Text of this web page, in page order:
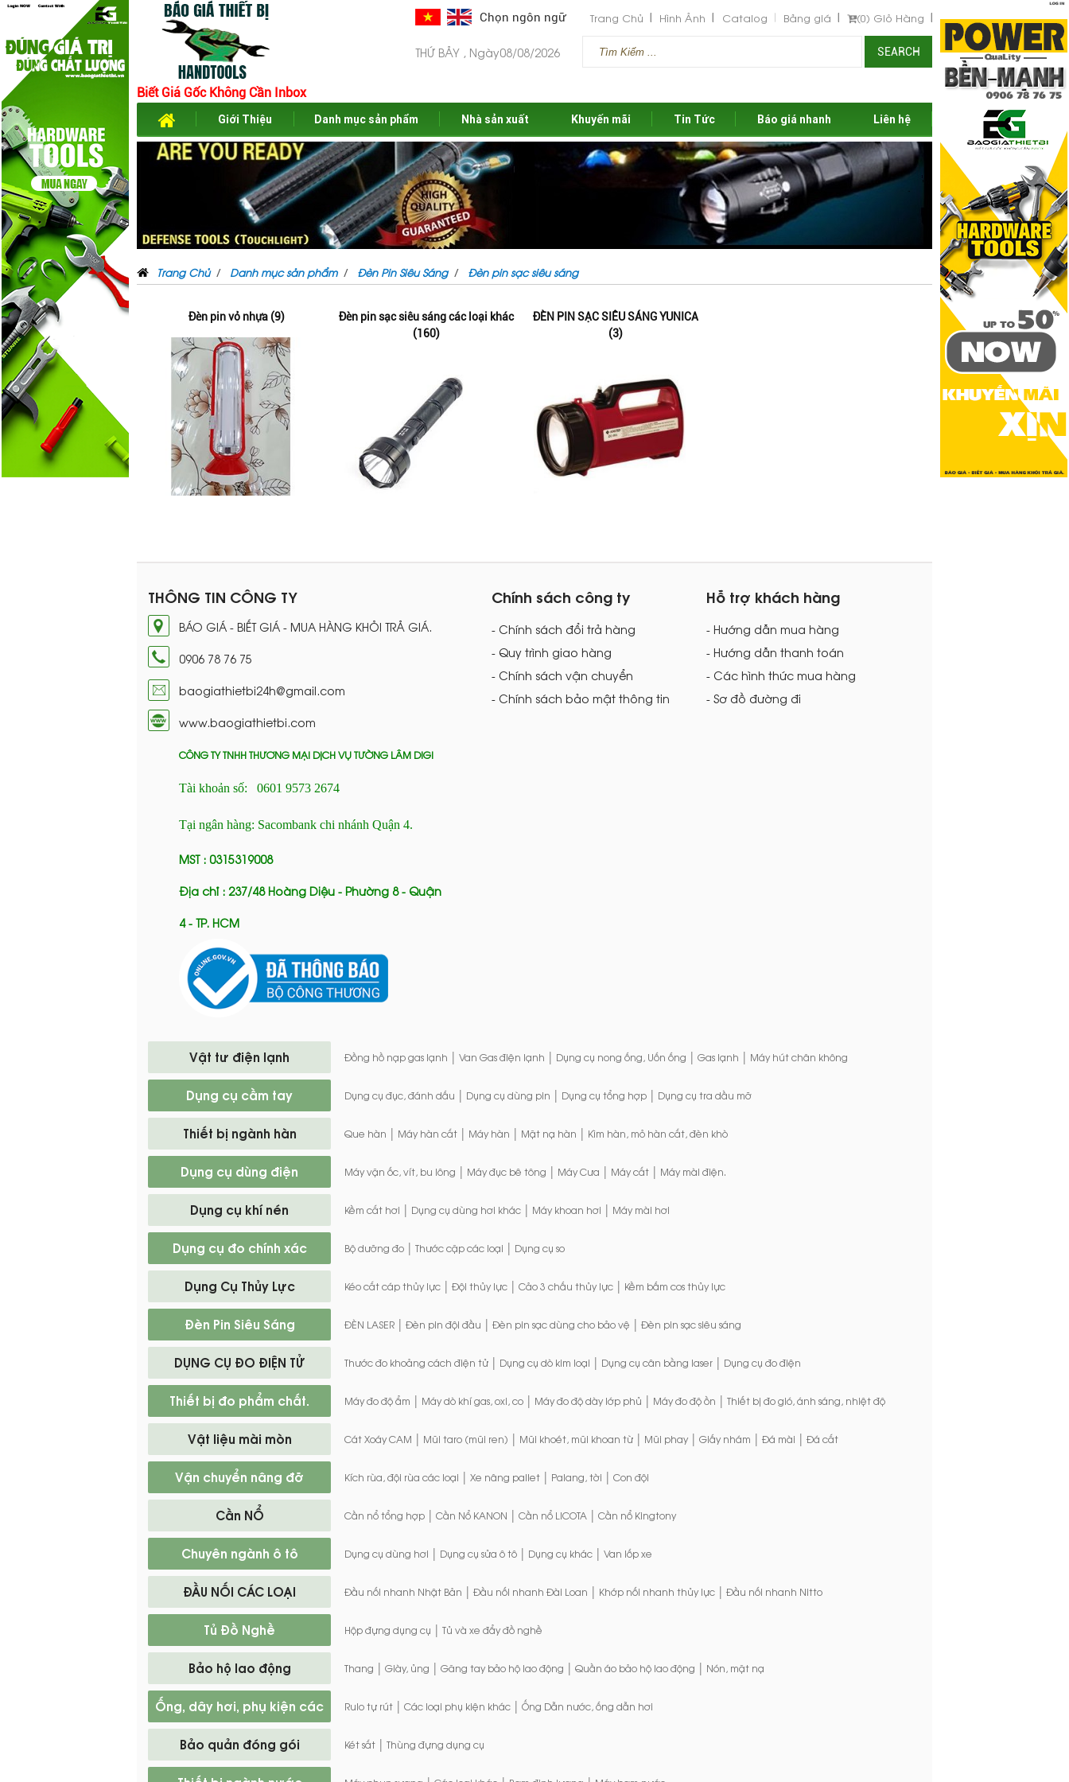
Chọn ngôn ngữ
Biết Giá Gốc Không Cần Inbox
THỨ BẢY , Ngày08/08/2026
Trang Chủ Hình Ảnh Catalog Bảng giá (0) Giỏ Hàng
SEARCH
Giới Thiệu Danh mục sản phẩm Nhà sản xuất Khuyến mãi Tin Tức Báo giá nhanh Liên hệ
Trang Chủ Danh mục sản phẩm Đèn Pin Siêu Sáng Đèn pin sạc siêu sáng
Đèn pin vỏ nhựa (9)
Đèn pin sạc siêu sáng các loại khác
(160)
ĐÈN PIN SẠC SIÊU SÁNG YUNICA
(3)
THÔNG TIN CÔNG TY
BÁO GIÁ - BIẾT GIÁ - MUA HÀNG KHỎI TRẢ GIÁ.
0906 78 76 75
baogiathietbi24h@gmail.com
www.baogiathietbi.com
CÔNG TY TNHH THƯƠNG MẠI DỊCH VỤ TƯỜNG LÂM DIGI
Tài khoản số: 0601 9573 2674
Tại ngân hàng: Sacombank chi nhánh Quận 4.
MST : 0315319008
Địa chỉ : 237/48 Hoàng Diệu - Phường 8 - Quận
4 - TP. HCM
Chính sách công ty
- Chính sách đổi trả hàng
- Quy trình giao hàng
- Chính sách vận chuyển
- Chính sách bảo mật thông tin
Hỗ trợ khách hàng
- Hướng dẫn mua hàng
- Hướng dẫn thanh toán
- Các hình thức mua hàng
- Sơ đồ đường đi
Vật tư điện lạnh Đồng hồ nạp gas lạnh | Van Gas điện lạnh | Dụng cụ nong ống, Uốn ống | Gas lạnh | Máy hút chân không
Dụng cụ cầm tay Dụng cụ đục, đánh dấu | Dụng cụ dùng pin | Dụng cụ tổng hợp | Dụng cụ tra dầu mỡ
Thiết bị ngành hàn Que hàn | Máy hàn cắt | Máy hàn | Mặt nạ hàn | Kìm hàn, mỏ hàn cắt, đèn khò
Dụng cụ dùng điện Máy vặn ốc, vít, bu lông | Máy đục bê tông | Máy Cưa | Máy cắt | Máy mài điện.
Dụng cụ khí nén Kềm cắt hơi | Dụng cụ dùng hơi khác | Máy khoan hơi | Máy mài hơi
Dụng cụ đo chính xác Bộ dưỡng đo | Thước cặp các loại | Dụng cụ so
Dụng Cụ Thủy Lực Kéo cắt cáp thủy lực | Đội thủy lực | Cảo 3 chấu thủy lực | Kềm bấm cos thủy lực
Đèn Pin Siêu Sáng ĐÈN LASER | Đèn pin đội đầu | Đèn pin sạc dùng cho bảo vệ | Đèn pin sạc siêu sáng
DỤNG CỤ ĐO ĐIỆN TỬ Thước đo khoảng cách điện tử | Dụng cụ dò kim loại | Dụng cụ cân bằng laser | Dụng cụ đo điện
Thiết bị đo phẩm chất. Máy đo độ ẩm | Máy dò khí gas, oxi, co | Máy đo độ dày lớp phủ | Máy đo độ ồn | Thiết bị đo gió, ánh sáng, nhiệt độ
Vật liệu mài mòn Cát Xoáy CAM | Mũi taro (mũi ren) | Mũi khoét, mũi khoan từ | Mũi phay | Giấy nhám | Đá mài | Đá cắt
Vận chuyển nâng đỡ Kích rùa, đội rùa các loại | Xe nâng pallet | Palang, tời | Con đội
Cần NỔ Cần nổ tổng hợp | Cần Nổ KANON | Cần nổ LICOTA | Cần nổ Kingtony
Chuyên ngành ô tô Dụng cụ dùng hơi | Dụng cụ sửa ô tô | Dụng cụ khác | Van lốp xe
ĐẦU NỐI CÁC LOẠI Đầu nối nhanh Nhật Bản | Đầu nối nhanh Đài Loan | Khớp nối nhanh thủy lực | Đầu nối nhanh Nitto
Tủ Đồ Nghề Hộp đựng dụng cụ | Tủ và xe đẩy đồ nghề
Bảo hộ lao động Thang | Giày, ủng | Găng tay bảo hộ lao động | Quần áo bảo hộ lao động | Nón, mặt nạ
Ống, dây hơi, phụ kiện các
loại
Rulo tự rút | Các loại phụ kiện khác | Ống Dẫn nước, ống dẫn hơi
Bảo quản đóng gói Két sắt | Thùng đựng dụng cụ